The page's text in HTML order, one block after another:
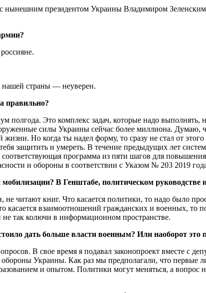
нынешним президентом Украины Владимиром
нашей страны — неуверен.
правильно?
Это комплекс задач, которые надо выполнять,
силы Украины сейчас более миллиона. Думаю,
Но когда ты надел форму, то сразу не стал от
защитить и умереть. В течение предыдущих лет
программа из пяти шагов для
и обороны в соответствии с Указом № 203 2019
В Генштабе, политическом
читают книг. Что касается политики, то надо было
взаимоотношений гражданских и военных, то
так колючи в информационном пространстве.
дать больше власти военным? Или наоборот
В свое время я подавал законопроект вместе с
Украины. Как раз мы предполагали, что первые
и опытом. Политики могут меняться, а вопрос